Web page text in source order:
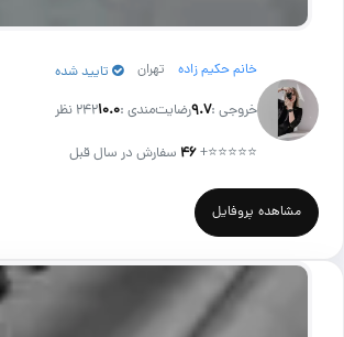
خانم حکیم زاده تهران تایید شده
خروجی :۹.۷رضایت‌مندی :۱۰.۰242 نظر
⭐⭐⭐⭐⭐
+۴۶ سفارش در سال قبل
مشاهده پروفایل